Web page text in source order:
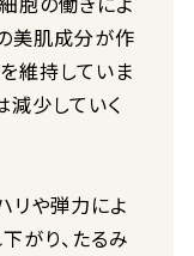
美肌成分が作
維持していま
減少していく
リや弾力によ
がり、たるみ